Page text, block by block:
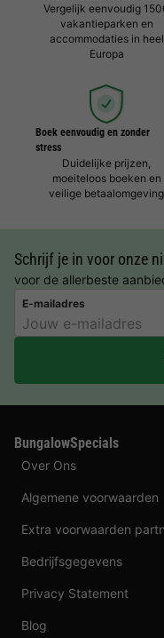
Vergelijk eenvoudig
vakantieparken en
accommodaties in heel
Europa
Boek eenvoudig en zonder
stress
Duidelijke prijzen,
moeiteloos boeken en
veilige betaalomgeving
Schrijf je in voor onze
voor de allerbeste
E-mailadres
BungalowSpecials
Over Ons
Algemene voorwaarden
Extra voorwaarden
Bedrijfsgegevens
Privacy Statement
Blog